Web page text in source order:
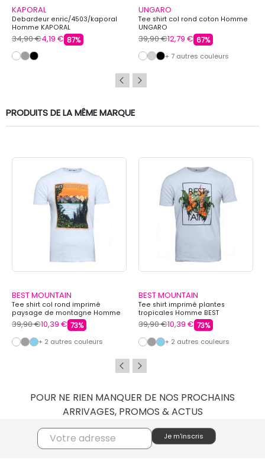
KAPORAL
Debardeur enric/4503/kaporal
Homme KAPORAL
34,90 €4,19 € 87%
UNGARO
Tee shirt col rond coton Homme
UNGARO
39,90 €12,79 € 67%
+ 7 autres couleurs
PRODUITS DE LA MÊME MARQUE
BEST MOUNTAIN
Tee shirt col rond imprimé
paysage de montagne Homme
BEST MOUNTAIN
39,90 €10,39 € 73%
+ 2 autres couleurs
BEST MOUNTAIN
Tee shirt imprimé plantes
tropicales Homme BEST
MOUNTAIN
39,90 €10,39 € 73%
+ 2 autres couleurs
POUR NE RIEN MANQUER DE NOS PROCHAINS
ARRIVAGES, PROMOS & ACTUS